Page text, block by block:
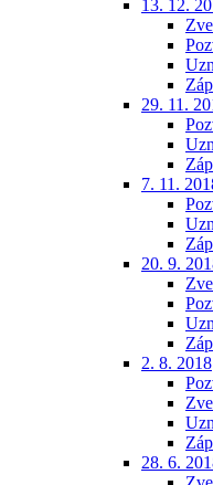
13. 12.
29. 11.
7. 11.
20. 9.
2. 8. 2018
28. 6.